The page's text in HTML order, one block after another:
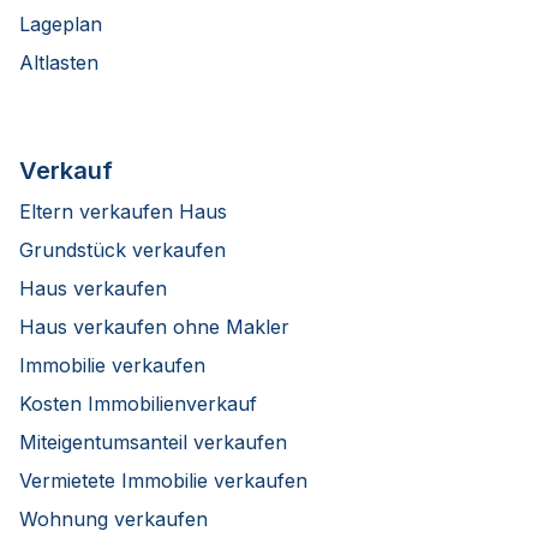
Lageplan
Altlasten
Verkauf
Eltern verkaufen Haus
Grundstück verkaufen
Haus verkaufen
Haus verkaufen ohne Makler
Immobilie verkaufen
Kosten Immobilienverkauf
Miteigentumsanteil verkaufen
Vermietete Immobilie verkaufen
Wohnung verkaufen